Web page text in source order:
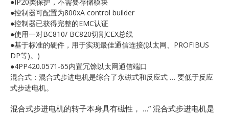
●控制器可配置为800xA control builder
●控制器已获得完整的EMC认证
●使用一对BC810/ BC820切割CEX总线
●基于标准的硬件，用于实现最佳通信连接(以太网、PROFIBUS
DP等)。)
●4PP420.0571-65内置冗馀以太网通信端口
混合式：混合式步进电机是综合了永磁式和反应式 … 要低于反应
式步进电机。
混合式步进电机的转子本身具有磁性， …” 混合式步进电机是